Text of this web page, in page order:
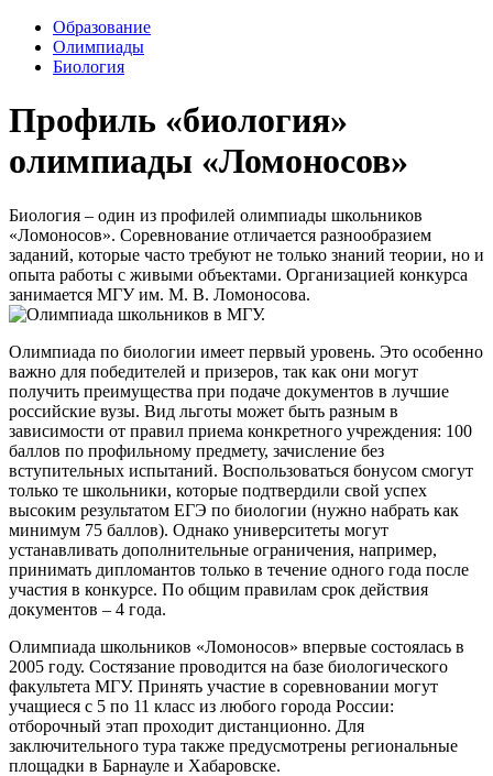
Образование
Олимпиады
Биология
Профиль «биология»
олимпиады «Ломоносов»
Биология – один из профилей олимпиады школьников
«Ломоносов». Соревнование отличается разнообразием
заданий, которые часто требуют не только знаний теории, но и
опыта работы с живыми объектами. Организацией конкурса
занимается МГУ им. М. В. Ломоносова.
Олимпиада по биологии имеет первый уровень. Это особенно
важно для победителей и призеров, так как они могут
получить преимущества при подаче документов в лучшие
российские вузы. Вид льготы может быть разным в
зависимости от правил приема конкретного учреждения: 100
баллов по профильному предмету, зачисление без
вступительных испытаний. Воспользоваться бонусом смогут
только те школьники, которые подтвердили свой успех
высоким результатом ЕГЭ по биологии (нужно набрать как
минимум 75 баллов). Однако университеты могут
устанавливать дополнительные ограничения, например,
принимать дипломантов только в течение одного года после
участия в конкурсе. По общим правилам срок действия
документов – 4 года.
Олимпиада школьников «Ломоносов» впервые состоялась в
2005 году. Состязание проводится на базе биологического
факультета МГУ. Принять участие в соревновании могут
учащиеся с 5 по 11 класс из любого города России:
отборочный этап проходит дистанционно. Для
заключительного тура также предусмотрены региональные
площадки в Барнауле и Хабаровске.